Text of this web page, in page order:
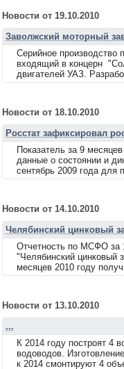
Новости от 19.10.2010
Заволжский моторный
Серийное производство
входящий в концерн
двигателей УАЗ.
Новости от 18.10.2010
Росстат зафиксировал
Показатель за 9
данные о состоянии и
сентябрь 2009 года для
Новости от 14.10.2010
Челябинский цинковый
Отчетность по МСФО за
"Челябинский цинковый
месяцев 2010 году
Новости от 13.10.2010
...
К 2014 году построят 4
водоводов.
к 2014 смонтируют 4